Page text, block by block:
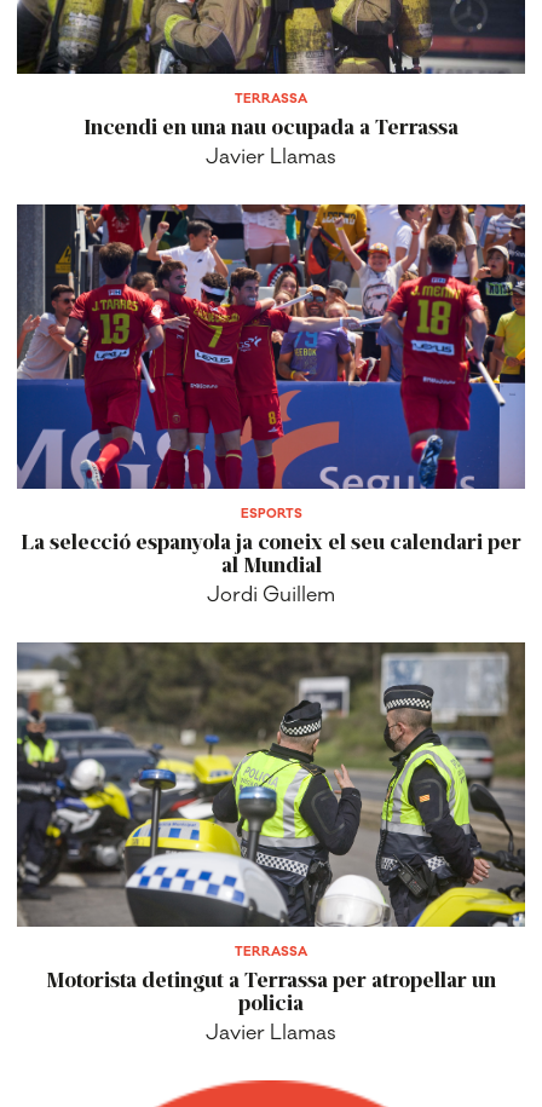
TERRASSA
Incendi en una nau ocupada a Terrassa
Javier Llamas
ESPORTS
La selecció espanyola ja coneix el seu calendari per
al Mundial
Jordi Guillem
TERRASSA
Motorista detingut a Terrassa per atropellar un
policia
Javier Llamas